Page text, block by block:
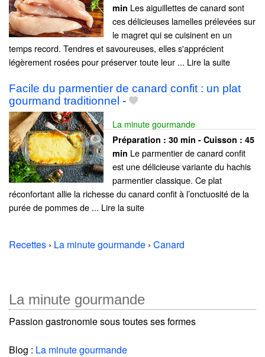
min Les aiguillettes de canard sont
ces délicieuses lamelles prélevées sur
le magret qui se cuisinent en un
temps record. Tendres et savoureuses, elles s'apprécient
légèrement rosées pour préserver toute leur ... Lire la suite
Facile du parmentier de canard confit : un plat
gourmand traditionnel -
La minute gourmande
Préparation : 30 min - Cuisson : 45
min Le parmentier de canard confit
est une délicieuse variante du hachis
parmentier classique. Ce plat
réconfortant allie la richesse du canard confit à l’onctuosité de la
purée de pommes de ... Lire la suite
Recettes › La minute gourmande › Canard
La minute gourmande
Passion gastronomie sous toutes ses formes
Blog : La minute gourmande